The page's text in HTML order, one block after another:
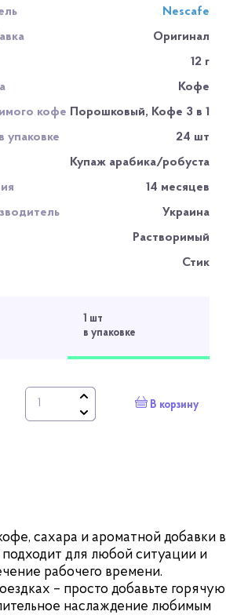
Nescafe
Оригинал
12 г
Кофе
кофе Порошковый, Кофе 3 в 1
упаковке
24 шт
Купаж арабика/робуста
14 месяцев
Украина
Растворимый
Стик
1 шт
в упаковке
В корзину
сахара и ароматной добавки в
для любой ситуации и
рабочего времени.
– просто добавьте горячую
наслаждение любимым